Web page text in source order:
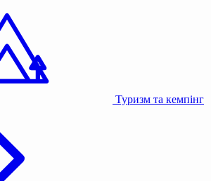
Туризм та кемпінг